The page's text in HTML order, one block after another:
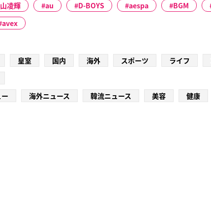
凌輝 au D-BOYS aespa BGM
avex
皇室 国内 海外 スポーツ ライフ
海外ニュース 韓流ニュース 美容 健康